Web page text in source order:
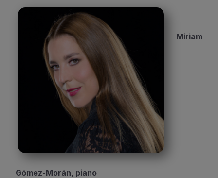
Miriam
Gómez-Morán, piano